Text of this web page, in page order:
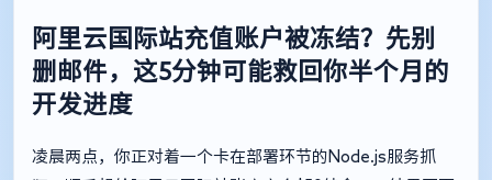
阿里云国际站充值账户被冻结？先别
删邮件，这5分钟可能救回你半个月的
开发进度
凌晨两点，你正对着一个卡在部署环节的Node.js服务抓